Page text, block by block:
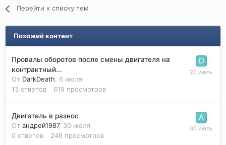
Перейти к списку тем
Похожий контент
Провалы оборотов после смены двигателя на
контрактный...
От DarkDeath, 6 июля
13 ответов 619 просмотров
Двигатель в разнос
От андрей1987, 30 июля
0 ответов 248 просмотров